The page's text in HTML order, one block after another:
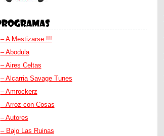
– A Mestizarse !!!
– Abodula
– Aires Celtas
– Alcarria Savage Tunes
– Amrockerz
– Arroz con Cosas
– Autores
– Bajo Las Ruinas